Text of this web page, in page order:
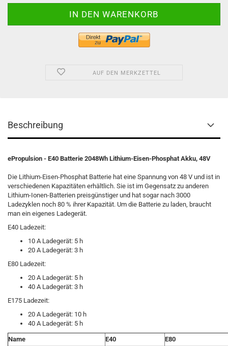
AUF DEN MERKZETTEL
Beschreibung
ePropulsion - E40 Batterie 2048Wh Lithium-Eisen-Phosphat Akku, 48V
Die Lithium-Eisen-Phosphat Batterie hat eine Spannung von 48 V und ist in
verschiedenen Kapazitäten erhältlich. Sie ist im Gegensatz zu anderen
Lithium-Ionen-Batterien preisgünstiger und hat sogar nach 3000
Ladezyklen noch 80 % ihrer Kapazität. Um die Batterie zu laden, braucht
man ein eigenes Ladegerät.
E40 Ladezeit:
10 A Ladegerät: 5 h
20 A Ladegerät: 3 h
E80 Ladezeit:
20 A Ladegerät: 5 h
40 A Ladegerät: 3 h
E175 Ladezeit:
20 A Ladegerät: 10 h
40 A Ladegerät: 5 h
Name E40
E80